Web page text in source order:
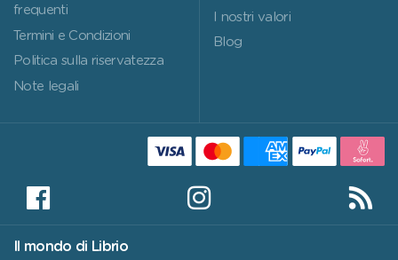
frequenti
Termini e Condizioni
Politica sulla riservatezza
Note legali
I nostri valori
Blog
Il mondo di Librio